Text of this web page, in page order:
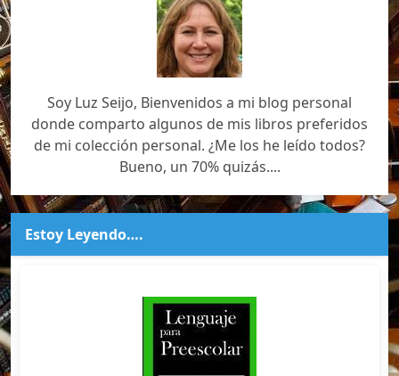
Soy Luz Seijo, Bienvenidos a mi blog personal
donde comparto algunos de mis libros preferidos
de mi colección personal. ¿Me los he leído todos?
Bueno, un 70% quizás....
Estoy Leyendo….